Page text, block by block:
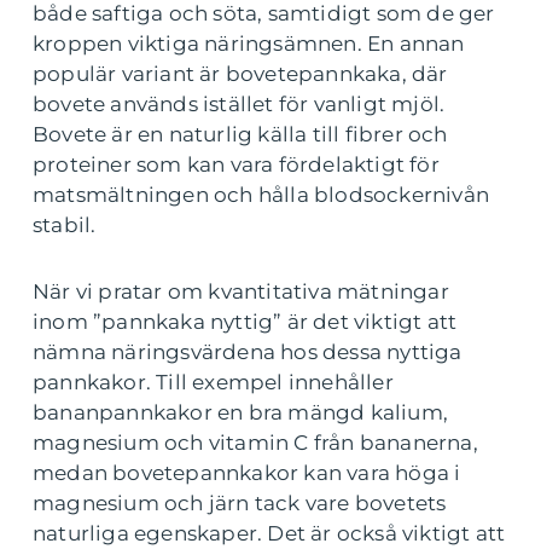
både saftiga och söta, samtidigt som de ger
kroppen viktiga näringsämnen. En annan
populär variant är bovetepannkaka, där
bovete används istället för vanligt mjöl.
Bovete är en naturlig källa till fibrer och
proteiner som kan vara fördelaktigt för
matsmältningen och hålla blodsockernivån
stabil.
När vi pratar om kvantitativa mätningar
inom ”pannkaka nyttig” är det viktigt att
nämna näringsvärdena hos dessa nyttiga
pannkakor. Till exempel innehåller
bananpannkakor en bra mängd kalium,
magnesium och vitamin C från bananerna,
medan bovetepannkakor kan vara höga i
magnesium och järn tack vare bovetets
naturliga egenskaper. Det är också viktigt att